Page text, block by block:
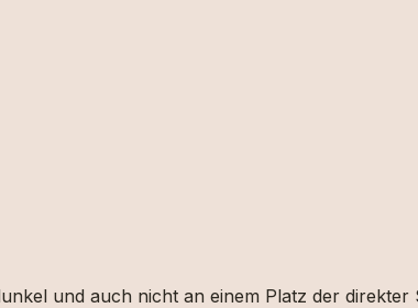
und auch nicht an einem Platz der direkter